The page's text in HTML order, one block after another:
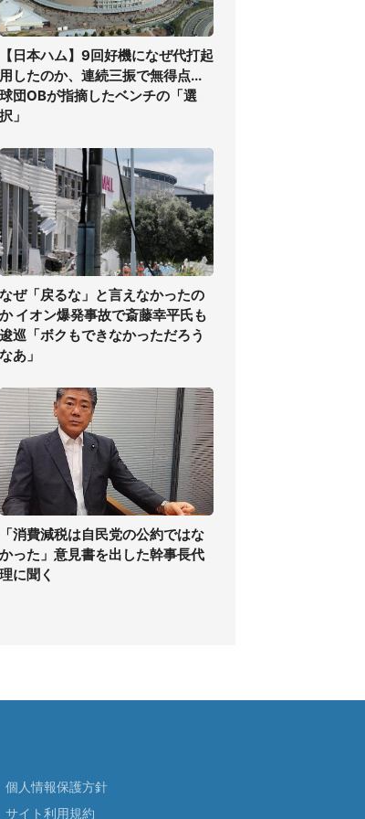
【日本ハム】9回好機になぜ代打起
用したのか、連続三振で無得点...
球団OBが指摘したベンチの「選
択」
なぜ「戻るな」と言えなかったの
か イオン爆発事故で斎藤幸平氏も
逡巡「ボクもできなかっただろう
なあ」
「消費減税は自民党の公約ではな
かった」意見書を出した幹事長代
理に聞く
個人情報保護方針
サイト利用規約